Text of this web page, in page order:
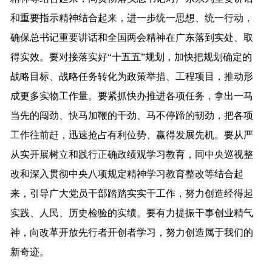
和重要指示精神结合起来，进一步统一思想、统一行动，
确保总书记重要讲话和全国两会精神在广东落到实处、取
得实效。要对接落实好“十五五”规划，加快把规划确定的
战略目标、战略任务转化为政策举措、工程项目，推动形
成更多实物工作量。要紧抓快办推进各项任务，拿出一马
当先的闯劲、快马加鞭的干劲、马不停蹄的韧劲，把各项
工作往前赶，迅速抢占有利位势、赢得发展先机。要从严
从实开展树立和践行正确政绩观学习教育，同中央巡视整
改和深入贯彻中央八项规定精神学习教育整改等结合起
来，引导广大党员干部踏踏实实干工作，努力创造经得起
实践、人民、历史检验的实绩。要有力提振干事创业精气
神，向改革开放先行者开创者学习，努力创造属于我们的
新奇迹。